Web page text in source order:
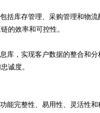
括库存管理、采购管理和物
的效率和可控性。
库，实现客户数据的整合和
诚度。
能完整性、易用性、灵活性